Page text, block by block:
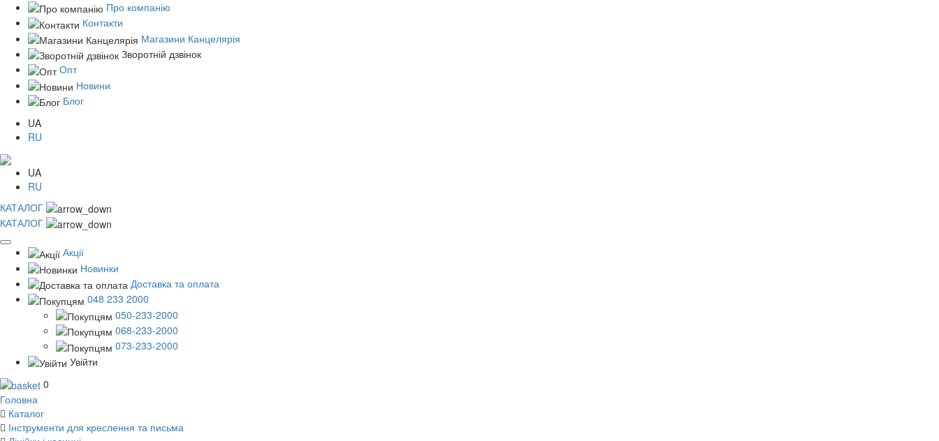
Про компанію
Контакти
Магазини Канцелярія
Зворотній дзвінок
Опт
Новини
Блог
UA
RU
UA
RU
КАТАЛОГ
КАТАЛОГ
Акції
Новинки
Доставка та оплата
048 233 2000
050-233-2000
068-233-2000
073-233-2000
Увійти
0
Головна
Каталог
Інструменти для креслення та письма